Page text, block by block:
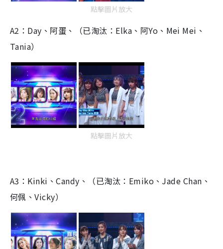
點擊圖片放大
A2：Day、阿蛋、（已淘汰：Elka、阿Yo、Mei Mei、
Tania）
點擊圖片放大
A3：Kinki、Candy、（已淘汰：Emiko、Jade Chan、
何佩、Vicky）